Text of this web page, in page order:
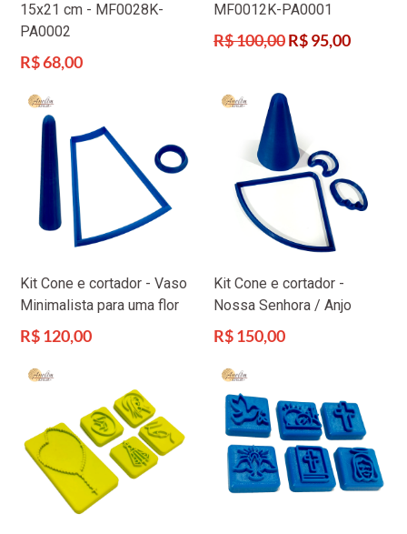
15x21 cm - MF0028K-
PA0002
Preço
R$ 68,00
MF0012K-PA0001
Preço
R$ 100,00R$ 95,00
Kit Cone e cortador - Vaso
Minimalista para uma flor
Preço
R$ 120,00
Kit Cone e cortador -
Nossa Senhora / Anjo
Preço
R$ 150,00